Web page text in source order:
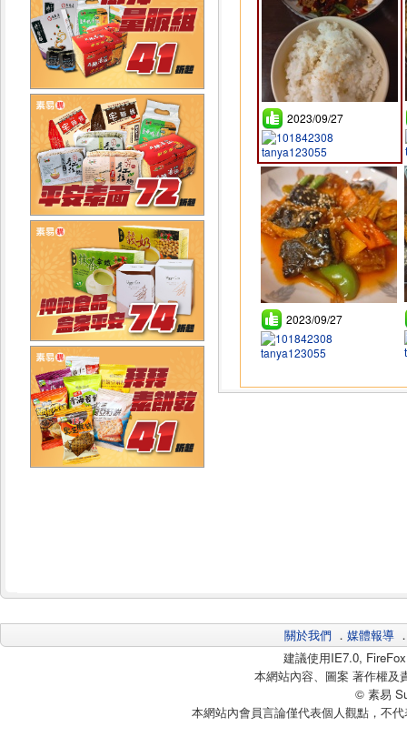
2023/09/27
tanya123055
2023/09/27
tanya123055
關於我們 ． 媒體報導
建議使用IE7.0,
本網站內容、圖案 著作權及
© 素易
本網站內會員言論僅代表個人觀點，不